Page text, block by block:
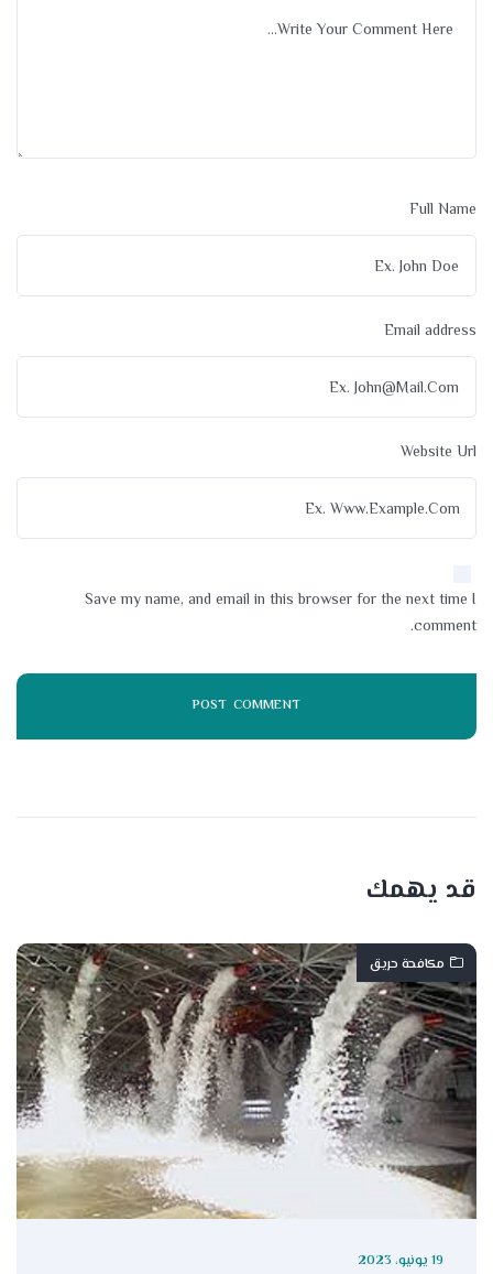
Full Name
Email address
Website Url
Save my name, and email in this browser for the next time I
comment.
قد يهمك
مكافحة حريق
19 يونيو، 2023